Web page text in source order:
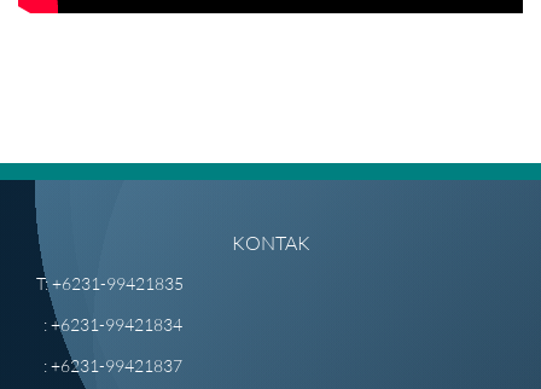
KONTAK
T: +6231-99421835
: +6231-99421834
: +6231-99421837